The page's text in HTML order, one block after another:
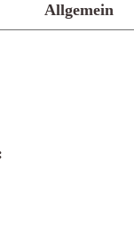
Allgemein